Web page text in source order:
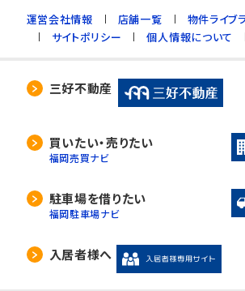
運営会社情報 店舗一覧
物件ライブ
サイトポリシー
個人情報について
三好不動産
買いたい・売りたい
福岡売買ナビ
駐車場を借りたい
福岡駐車場ナビ
入居者様へ